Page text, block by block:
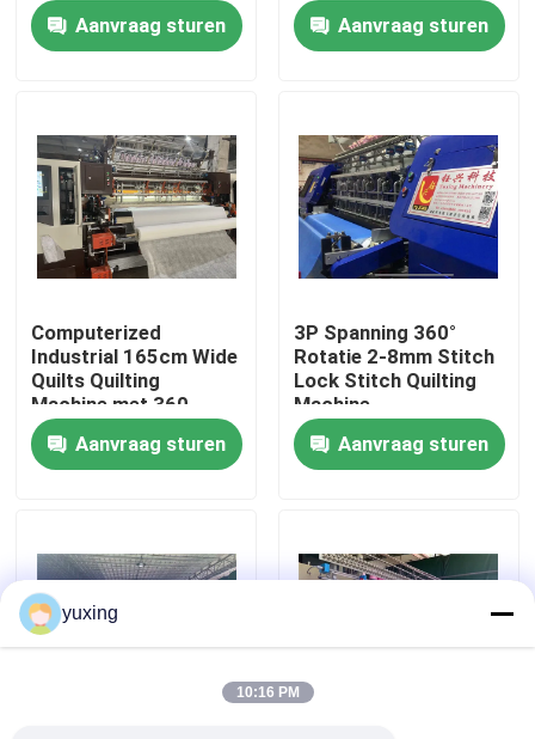
Thuis
Video's
VR-show
Over Ons
Fabriekstour
Neem contact met ons op
Nieuws
Aanvraag sturen
Aanvraag sturen
Computerized
Industrial 165cm Wide
Quilts Quilting
Machine met 360
graden Quilting
CapacityAanvraag sturen
3P Spanning 360°
Rotatie 2-8mm Stitch
Lock Stitch Quilting
Machine
Aanvraag sturen
yuxing
10:16 PM